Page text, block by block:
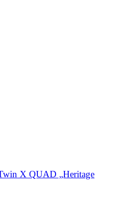
X QUAD „Heritage